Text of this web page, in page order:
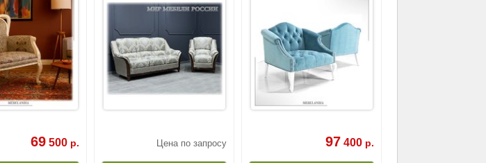
69 500 р. Цена по запросу 97 400 р.